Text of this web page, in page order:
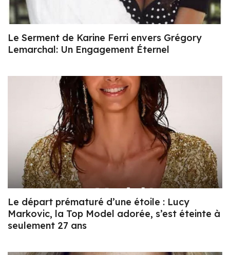
Le Serment de Karine Ferri envers Grégory
Lemarchal: Un Engagement Éternel
Le départ prématuré d’une étoile : Lucy
Markovic, la Top Model adorée, s’est éteinte à
seulement 27 ans